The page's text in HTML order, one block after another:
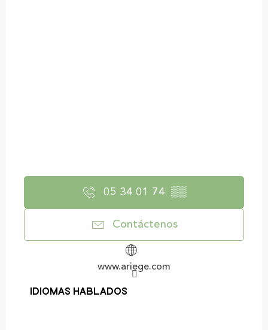
05 34 01 74 ▒▒
Contáctenos
www.ariege.com
Idiomas hablados
Idiomas hablados